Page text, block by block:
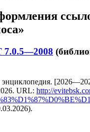
энциклопедия.
URL: http://